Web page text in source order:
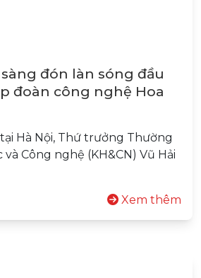
đón làn sóng đầu
đoàn công nghệ Hoa
tại Hà Nội, Thứ trưởng Thường
Công nghệ (KH&CN) Vũ Hải
Xem thêm